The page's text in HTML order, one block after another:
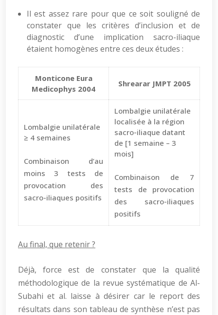
Il est assez rare pour que ce soit souligné de
constater que les critères d’inclusion et de
diagnostic d’une implication sacro-iliaque
étaient homogènes entre ces deux études :
Monticone Eura
Medicophys 2004
Shrearar JMPT 2005
Lombalgie unilatérale
≥ 4 semaines
Combinaison d’au
moins 3 tests de
provocation des
sacro-iliaques positifs
Lombalgie unilatérale
localisée à la région
sacro-iliaque datant
de [1 semaine – 3
mois]
Combinaison de 7
tests de provocation
des sacro-iliaques
positifs
Au final, que retenir ?
Déjà, force est de constater que la qualité
méthodologique de la revue systématique de Al-
Subahi et al. laisse à désirer car le report des
résultats dans son tableau de synthèse n’est pas